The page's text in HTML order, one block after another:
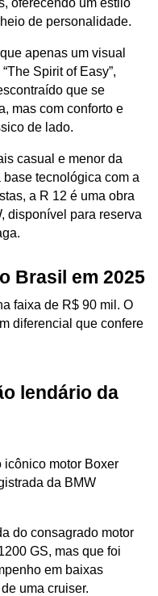
oferecendo um estilo
de personalidade.
apenas um visual
Spirit of Easy”,
que se
mas com conforto e
de lado.
casual e menor da
base tecnológica com a
a R 12 é uma obra
disponível para reserva
Brasil em 2025
faixa de R$ 90 mil. O
diferencial que confere
lendário da
icônico motor Boxer
da BMW
do consagrado motor
GS, mas que foi
em baixas
uma cruiser.